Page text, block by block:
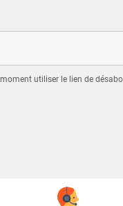
utiliser le lien de